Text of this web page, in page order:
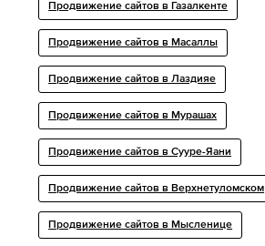
Продвижение сайтов в Газалкенте
Продвижение сайтов в Масаллы
Продвижение сайтов в Лаздияе
Продвижение сайтов в Мурашах
Продвижение сайтов в Сууре-Яани
Продвижение сайтов в Верхнетуломском
Продвижение сайтов в Мысленице